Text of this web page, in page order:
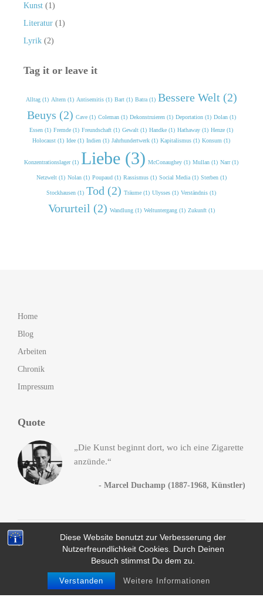
Diese Website benutzt zur Verbesserung der
Nutzerfreundlichkeit Cookies. Durch Deinen
Besuch stimmst Du dem zu.
Verstanden Weitere Informationen
Kunst(1)
Literatur(1)
Lyrik(2)
Tag it or leave it
Alltag (1) Altern (1) Antisemitis (1) Bart (1) Batra (1) Bessere Welt (2)
Beuys (2) Cave (1) Coleman (1) Dekonstruieren (1) Deportation (1) Dolan (1)
Essen (1) Fremde (1) Freundschaft (1) Gewalt (1) Handke (1) Hathaway (1) Henze (1)
Holocaust (1) Idee (1) Indien (1) Jahrhundertwerk (1) Kapitalismus (1) Konsum (1)
Konzentrationslager (1) Liebe (3) McConaughey (1) Mullan (1) Narr (1)
Netzwelt (1) Nolan (1) Poupaud (1) Rassismus (1) Social Media (1) Sterben (1)
Stockhausen (1) Tod (2) Träume (1) Ulysses (1) Verständnis (1)
Vorurteil (2) Wandlung (1) Weltuntergang (1) Zukunft (1)
Home
Blog
Arbeiten
Chronik
Impressum
Quote
„Die Kunst beginnt dort, wo ich eine Zigarette
anzünde.“
- Marcel Duchamp (1887-1968, Künstler)
. All Rights Reserved, da Fuck!
info@kunstguerilla.org